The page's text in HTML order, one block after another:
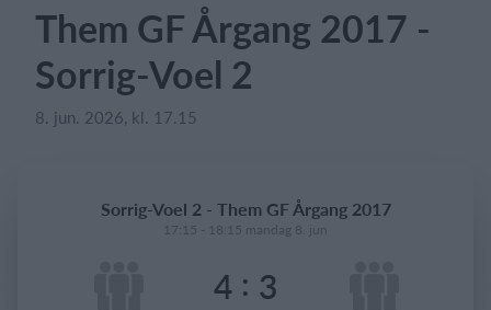
Presseomtale
Funktioner
Kalender
Webshop
Them GF Årgang 2017 -
Sorrig-Voel 2
8. jun. 2026, kl. 17.15
Sorrig-Voel 2 - Them GF Årgang 2017
17:15 - 18:15 mandag 8. jun
4 : 3